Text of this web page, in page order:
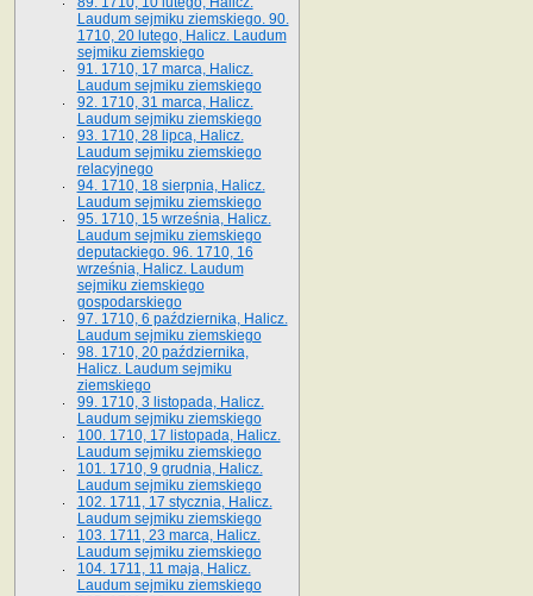
Laudum sejmiku ziemskiego. 90.
1710, 20 lutego, Halicz. Laudum
sejmiku ziemskiego
91. 1710, 17 marca, Halicz.
Laudum sejmiku ziemskiego
92. 1710, 31 marca, Halicz.
Laudum sejmiku ziemskiego
93. 1710, 28 lipca, Halicz.
Laudum sejmiku ziemskiego
relacyjnego
94. 1710, 18 sierpnia, Halicz.
Laudum sejmiku ziemskiego
95. 1710, 15 września, Halicz.
Laudum sejmiku ziemskiego
deputackiego. 96. 1710, 16
września, Halicz. Laudum
sejmiku ziemskiego
gospodarskiego
97. 1710, 6 października, Halicz.
Laudum sejmiku ziemskiego
98. 1710, 20 października,
Halicz. Laudum sejmiku
ziemskiego
99. 1710, 3 listopada, Halicz.
Laudum sejmiku ziemskiego
100. 1710, 17 listopada, Halicz.
Laudum sejmiku ziemskiego
101. 1710, 9 grudnia, Halicz.
Laudum sejmiku ziemskiego
102. 1711, 17 stycznia, Halicz.
Laudum sejmiku ziemskiego
103. 1711, 23 marca, Halicz.
Laudum sejmiku ziemskiego
104. 1711, 11 maja, Halicz.
Laudum sejmiku ziemskiego